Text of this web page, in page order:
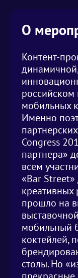
О
Контент-
мобильных
Именно
Congress
партнера»
всем
«Bar Street»
прошло на
мобильный
коктейлей,
столы. Но